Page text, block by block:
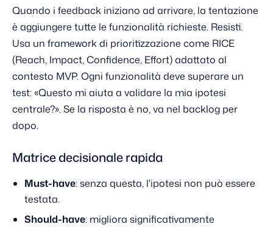
Quando i feedback iniziano ad arrivare, la tentazione
è aggiungere tutte le funzionalità richieste. Resisti.
Usa un framework di prioritizzazione come RICE
(Reach, Impact, Confidence, Effort) adattato al
contesto MVP. Ogni funzionalità deve superare un
test: «Questo mi aiuta a validare la mia ipotesi
centrale?». Se la risposta è no, va nel backlog per
dopo.
Matrice decisionale rapida
Must-have: senza questa, l'ipotesi non può essere
testata.
Should-have: migliora significativamente